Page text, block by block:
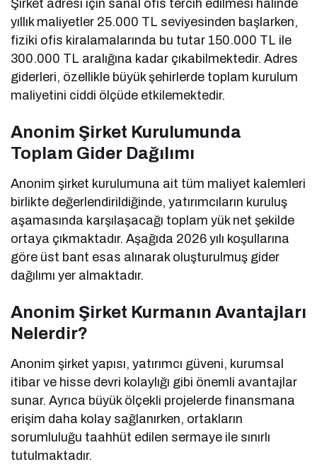
Şirket adresi için sanal ofis tercih edilmesi halinde
yıllık maliyetler 25.000 TL seviyesinden başlarken,
fiziki ofis kiralamalarında bu tutar 150.000 TL ile
300.000 TL aralığına kadar çıkabilmektedir. Adres
giderleri, özellikle büyük şehirlerde toplam kurulum
maliyetini ciddi ölçüde etkilemektedir.
Anonim Şirket Kurulumunda
Toplam Gider Dağılımı
Anonim şirket kurulumuna ait tüm maliyet kalemleri
birlikte değerlendirildiğinde, yatırımcıların kuruluş
aşamasında karşılaşacağı toplam yük net şekilde
ortaya çıkmaktadır. Aşağıda 2026 yılı koşullarına
göre üst bant esas alınarak oluşturulmuş gider
dağılımı yer almaktadır.
Anonim Şirket Kurmanın Avantajları
Nelerdir?
Anonim şirket yapısı, yatırımcı güveni, kurumsal
itibar ve hisse devri kolaylığı gibi önemli avantajlar
sunar. Ayrıca büyük ölçekli projelerde finansmana
erişim daha kolay sağlanırken, ortakların
sorumluluğu taahhüt edilen sermaye ile sınırlı
tutulmaktadır.